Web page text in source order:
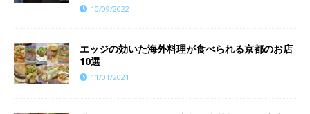
10/09/2022
エッジの効いた海外料理が食べられる京都のお店
10選
11/01/2021